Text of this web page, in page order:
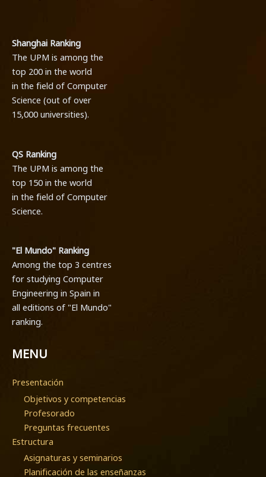
Shanghai Ranking
The UPM is among the
top 200 in the world
in the field of Computer
Science (out of over
15,000 universities).
QS Ranking
The UPM is among the
top 150 in the world
in the field of Computer
Science.
"El Mundo" Ranking
Among the top 3 centres
for studying Computer
Engineering in Spain in
all editions of "El Mundo"
ranking.
MENU
Presentación
Objetivos y competencias
Profesorado
Preguntas frecuentes
Estructura
Asignaturas y seminarios
Planificación de las enseñanzas